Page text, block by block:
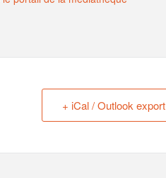
+ iCal / Outlook export